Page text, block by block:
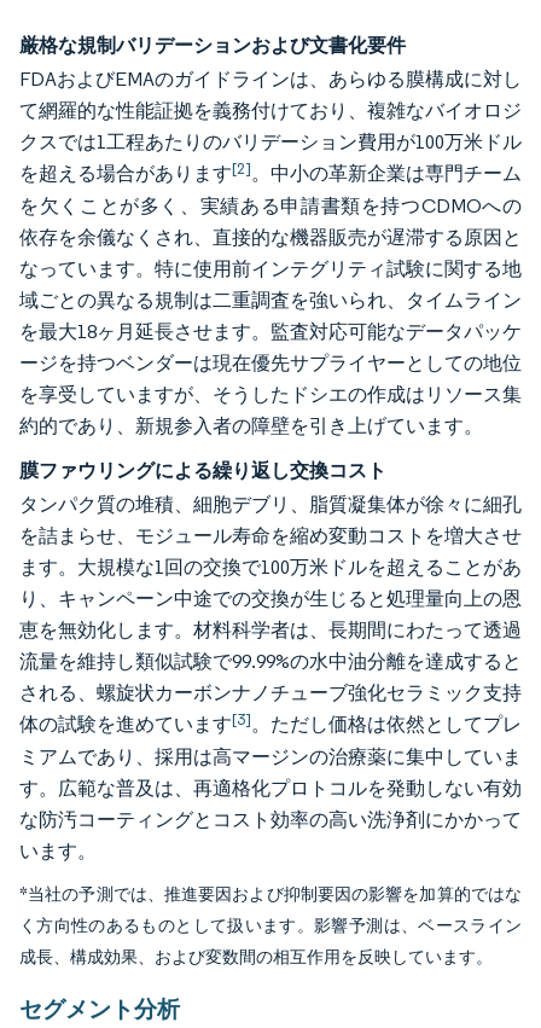
厳格な規制バリデーションおよび文書化要件
FDAおよびEMAのガイドラインは、あらゆる膜構成に対し
て網羅的な性能証拠を義務付けており、複雑なバイオロジ
クスでは1工程あたりのバリデーション費用が100万米ドル
を超える場合があります[2]。中小の革新企業は専門チーム
を欠くことが多く、実績ある申請書類を持つCDMOへの
依存を余儀なくされ、直接的な機器販売が遅滞する原因と
なっています。特に使用前インテグリティ試験に関する地
域ごとの異なる規制は二重調査を強いられ、タイムライン
を最大18ヶ月延長させます。監査対応可能なデータパッケ
ージを持つベンダーは現在優先サプライヤーとしての地位
を享受していますが、そうしたドシエの作成はリソース集
約的であり、新規参入者の障壁を引き上げています。
膜ファウリングによる繰り返し交換コスト
タンパク質の堆積、細胞デブリ、脂質凝集体が徐々に細孔
を詰まらせ、モジュール寿命を縮め変動コストを増大させ
ます。大規模な1回の交換で100万米ドルを超えることがあ
り、キャンペーン中途での交換が生じると処理量向上の恩
恵を無効化します。材料科学者は、長期間にわたって透過
流量を維持し類似試験で99.99%の水中油分離を達成すると
される、螺旋状カーボンナノチューブ強化セラミック支持
体の試験を進めています[3]。ただし価格は依然としてプレ
ミアムであり、採用は高マージンの治療薬に集中していま
す。広範な普及は、再適格化プロトコルを発動しない有効
な防汚コーティングとコスト効率の高い洗浄剤にかかって
います。
*当社の予測では、推進要因および抑制要因の影響を加算的ではな
く方向性のあるものとして扱います。影響予測は、ベースライン
成長、構成効果、および変数間の相互作用を反映しています。
セグメント分析